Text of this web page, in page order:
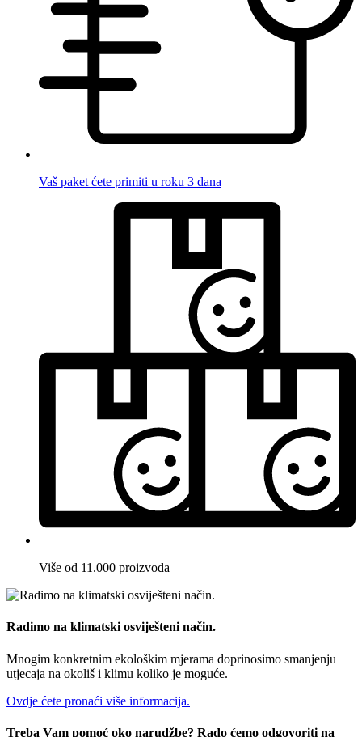
Vaš paket ćete primiti u roku 3 dana
Više od 11.000 proizvoda
Radimo na klimatski osviješteni način.
Mnogim konkretnim ekološkim mjerama doprinosimo smanjenju
utjecaja na okoliš i klimu koliko je moguće.
Ovdje ćete pronaći više informacija.
Treba Vam pomoć oko narudžbe? Rado ćemo odgovoriti na